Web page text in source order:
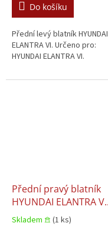
Do košíku
Přední levý blatník HYUNDAI
ELANTRA VI. Určeno pro:
HYUNDAI ELANTRA VI.
Přední pravý blatník
HYUNDAI ELANTRA V
09.2010–12.2015
Skladem 𖠿 (1 ks)